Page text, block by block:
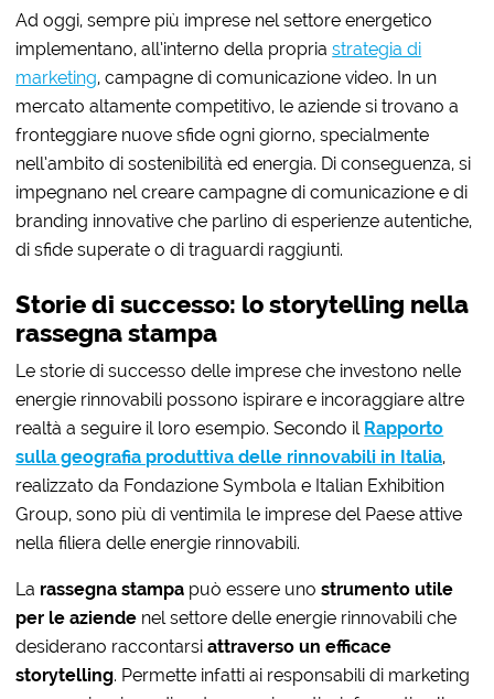
Ad oggi, sempre più imprese nel settore energetico
implementano, all’interno della propriastrategia di
marketing, campagne di comunicazione video. In un
mercato altamente competitivo, le aziende si trovano a
fronteggiare nuove sfide ogni giorno, specialmente
nell’ambito di sostenibilità ed energia. Di conseguenza, si
impegnano nel creare campagne di comunicazione e di
branding innovative che parlino di esperienze autentiche,
di sfide superate o di traguardi raggiunti.
Storie di successo: lo storytelling nella
rassegna stampa
Le storie di successo delle imprese che investono nelle
energie rinnovabili possono ispirare e incoraggiare altre
realtà a seguire il loro esempio. Secondo il Rapporto
sulla geografia produttiva delle rinnovabili in Italia,
realizzato da Fondazione Symbola e Italian Exhibition
Group, sono più di ventimila le imprese del Paese attive
nella filiera delle energie rinnovabili.
La rassegna stampa può essere unostrumento utile
per le aziende nel settore delle energie rinnovabili che
desiderano raccontarsiattraverso un efficace
storytelling. Permette infatti ai responsabili di marketing